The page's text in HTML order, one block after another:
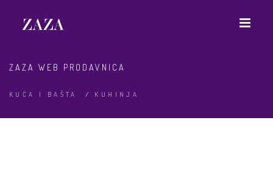
ZAZA WEB PRODAVNICA
KUĆA I BAŠTA / KUHINJA